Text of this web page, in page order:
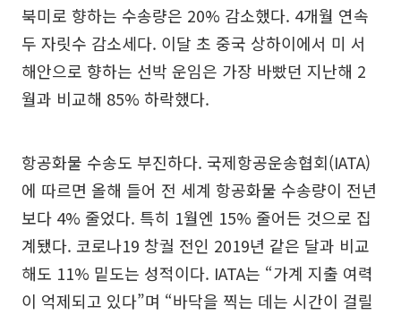
북미로 향하는 수송량은 20% 감소했다. 4개월 연속
두 자릿수 감소세다. 이달 초 중국 상하이에서 미 서
해안으로 향하는 선박 운임은 가장 바빴던 지난해 2
월과 비교해 85% 하락했다.
항공화물 수송도 부진하다. 국제항공운송협회(IATA)
에 따르면 올해 들어 전 세계 항공화물 수송량이 전년
보다 4% 줄었다. 특히 1월엔 15% 줄어든 것으로 집
계됐다. 코로나19 창궐 전인 2019년 같은 달과 비교
해도 11% 밑도는 성적이다. IATA는 “가계 지출 여력
이 억제되고 있다”며 “바닥을 찍는 데는 시간이 걸릴